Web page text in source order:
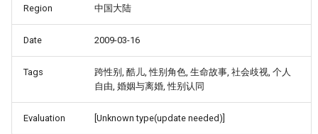
Region 中国大陆
Date 2009-03-16
Tags
跨性别, 酷儿, 性别角色, 生命故事, 社会歧视, 个人
自由, 婚姻与离婚, 性别认同
Evaluation [Unknown type(update needed)]